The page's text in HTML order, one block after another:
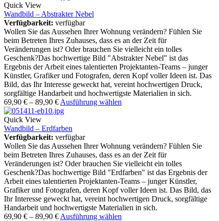
Quick View
Wandbild – Abstrakter Nebel
Verfügbarkeit: verfügbar
Wollen Sie das Aussehen Ihrer Wohnung verändern? Fühlen Sie
beim Betreten Ihres Zuhauses, dass es an der Zeit für
Veränderungen ist? Oder brauchen Sie vielleicht ein tolles
Geschenk?Das hochwertige Bild "Abstrakter Nebel" ist das
Ergebnis der Arbeit eines talentierten Projektanten-Teams – junger
Künstler, Grafiker und Fotografen, deren Kopf voller Ideen ist. Das
Bild, das Ihr Interesse geweckt hat, vereint hochwertigen Druck,
sorgfältige Handarbeit und hochwertigste Materialien in sich.
69,90 € – 89,90 € Ausführung wählen
Quick View
Wandbild – Erdfarben
Verfügbarkeit: verfügbar
Wollen Sie das Aussehen Ihrer Wohnung verändern? Fühlen Sie
beim Betreten Ihres Zuhauses, dass es an der Zeit für
Veränderungen ist? Oder brauchen Sie vielleicht ein tolles
Geschenk?Das hochwertige Bild "Erdfarben" ist das Ergebnis der
Arbeit eines talentierten Projektanten-Teams – junger Künstler,
Grafiker und Fotografen, deren Kopf voller Ideen ist. Das Bild, das
Ihr Interesse geweckt hat, vereint hochwertigen Druck, sorgfältige
Handarbeit und hochwertigste Materialien in sich.
69,90 € – 89,90 € Ausführung wählen